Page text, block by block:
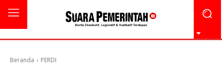
Beranda PERDI